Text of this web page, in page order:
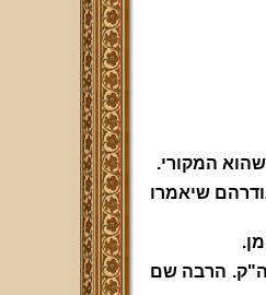
המקורי.
שיאמרו
הרבה שם